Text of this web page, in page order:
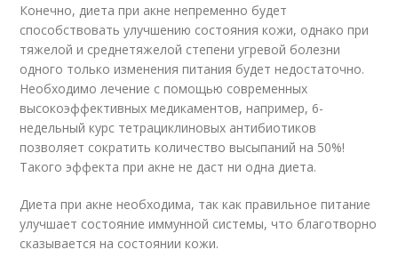
Конечно, диета при акне непременно будет
способствовать улучшению состояния кожи, однако при
тяжелой и среднетяжелой степени угревой болезни
одного только изменения питания будет недостаточно.
Необходимо лечение с помощью современных
высокоэффективных медикаментов, например, 6-
недельный курс тетрациклиновых антибиотиков
позволяет сократить количество высыпаний на 50%!
Такого эффекта при акне не даст ни одна диета.
Диета при акне необходима, так как правильное питание
улучшает состояние иммунной системы, что благотворно
сказывается на состоянии кожи.